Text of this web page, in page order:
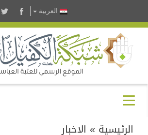
العربية
الرئيسية » الاخبار